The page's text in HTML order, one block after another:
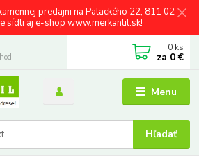
predajni na Palackého 22, 811 02
sídli aj e-shop www.merkantil.sk!
Menu
Hľadať
0 ks
za 0 €